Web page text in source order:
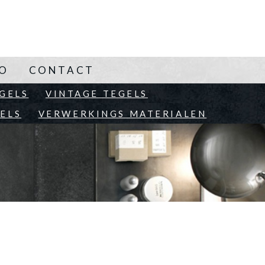
VINTAGE TEGELS
VERWERKINGS MATERIALEN
CONTACT